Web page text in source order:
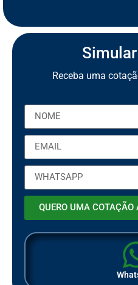
Receba uma
QUERO UMA COTAÇÃO